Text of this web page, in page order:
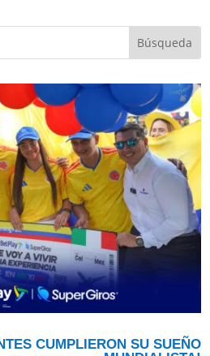
CUMPLIERON SU SUEÑO